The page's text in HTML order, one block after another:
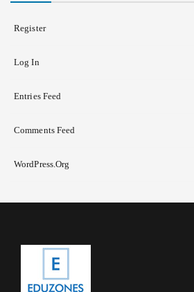
Register
Log In
Entries Feed
Comments Feed
WordPress.org